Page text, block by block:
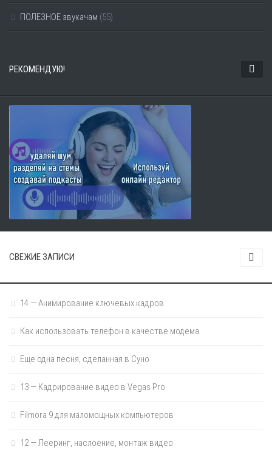
ПОЛЕЗНОЕ звукачам (55)
РЕКОМЕНДУЮ!
СВЕЖИЕ ЗАПИСИ
14 — Анимирование ключевых кадров
Как использовать телефон в качестве модема
Еще одна песня, сделанная в Суно
13 — Кадрирование видео в Vegas Pro
Filmora 9 для маломощных компьютеров
12 — Лееринг, наслоение, монтаж видео